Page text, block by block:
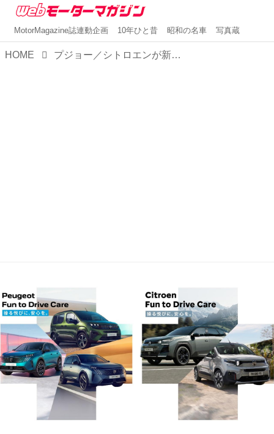
MotorMagazine誌連動企画 10年ひと昔 昭和の名車 写真蔵
HOME プジョー／シトロエンが新サポートプログラム「Fun to Drive Care」を導入